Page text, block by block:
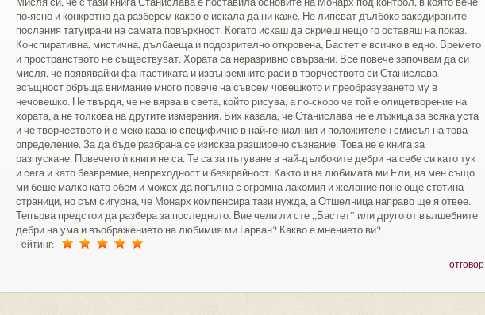
по-ясно и конкретно да разберем какво е искала да ни каже. Не липсват дълбоко закодираните
послания татуирани на самата повърхност. Когато искаш да скриеш нещо го оставяш на показ.
Конспиративна, мистична, дълбаеща и подозрително откровена, Бастет е всичко в едно. Времето
и пространството не съществуват. Хората са неразривно свързани. Все повече започвам да си
мисля, че появявайки фантастиката и извънземните раси в творчеството си Станислава
всъщност обръща внимание много повече на съвсем човешкото и преобразуването му в
нечовешко. Не твърдя, че не вярва в света, който рисува, а по-скоро че той е олицетворение на
хората, а не толкова на другите измерения. Бих казала, че Станислава не е лъжица за всяка уста
и че творчеството ѝ е меко казано специфично в най-гениалния и положителен смисъл на това
определение. За да бъде разбрана се изисква разширено съзнание. Това не е книга за
разпускане. Повечето ѝ книги не са. Те са за пътуване в най-дълбоките дебри на себе си като тук
и сега и като безвремие, непреходност и безкрайност. Както и на любимата ми Ели, на мен също
ми беше малко като обем и можех да погълна с огромна лакомия и желание поне още стотина
страници, но съм сигурна, че Монарх компенсира тази нужда, а Отшелница направо ще я отвее.
Тепърва предстои да разбера за последното. Вие чели ли сте „Бастет” или друго от вълшебните
дебри на ума и въображението на любимия ми Гарван? Какво е мнението ви?
Рейтинг:
отговор